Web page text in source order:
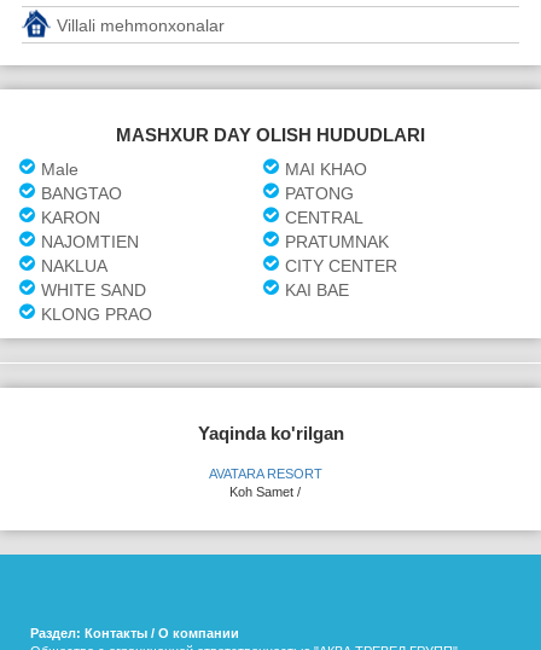
Villali mehmonxonalar
MASHXUR DAY OLISH HUDUDLARI
Male
MAI KHAO
BANGTAO
PATONG
KARON
CENTRAL
NAJOMTIEN
PRATUMNAK
NAKLUA
CITY CENTER
WHITE SAND
KAI BAE
KLONG PRAO
Yaqinda ko'rilgan
AVATARA RESORT
Koh Samet /
Раздел: Контакты / О компании